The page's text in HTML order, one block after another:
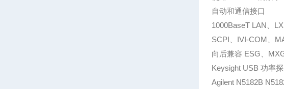
自动和通信接口
1000BaseT LAN 、
SCPI 、IVI-COM 、
向后兼容 ESG 、
Keysight USB 功率
Agilent N5182B